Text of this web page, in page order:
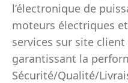
l’électronique de
moteurs électriques
services sur site
garantissant la
Sécurité/Qualité/